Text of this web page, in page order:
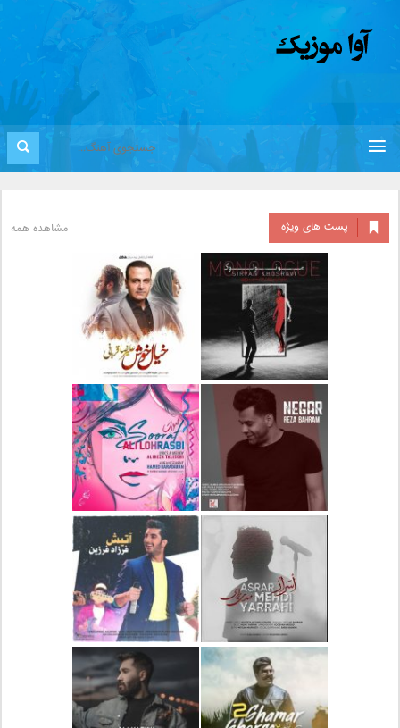
پست های ویژه مشاهده همه
دانلود آلبوم جدید سیروان
خسروی بنام مونولوگ
دانلود آهنگ جدید علیرضا
قربانی بنام خیال خوش
دانلود آهنگ جدید رضا
بهرام بنام نگار
دانلود آهنگ جدید علی
لهراسبی بنام صورت
دانلود آهنگ جدید مهدی
یراحی بنام اسرار
دانلود آهنگ جدید فرزاد
فرزین بنام آتیش